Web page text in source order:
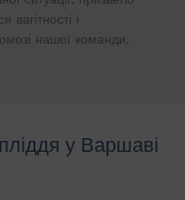
і
нашої команди.
у Варшаві